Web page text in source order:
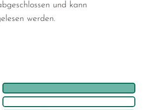
und kann
werden.